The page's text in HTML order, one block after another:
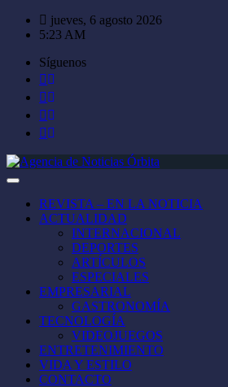
Saltar
jueves, 6 agosto 2026
5:23 AM
Síguenos
REVISTA – EN LA NOTICIA
ACTUALIDAD
INTERNACIONAL
DEPORTES
ARTÍCULOS
ESPECIALES
EMPRESARIAL
GASTRONOMÍA
TECNOLOGÍA
VIDEOJUEGOS
ENTRETENIMIENTO
VIDA Y ESTILO
CONTACTO